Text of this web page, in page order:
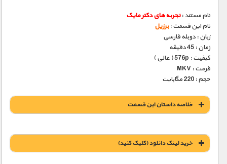
نام مستند :تجربه های دکتر مایک
نام این قسمت :برزیل
زبان : دوبله فارسی
زمان : 45 دقیقه
کیفیت : 576p ( عالی )
فرمت : MKV
حجم : 220 مگابایت
خلاصه داستان این قسمت
خريد لينک دانلود (کليک کنيد)